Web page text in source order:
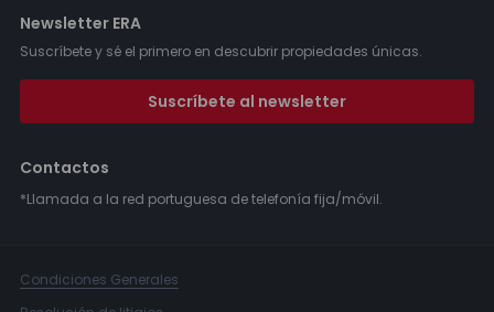
Newsletter ERA
Suscríbete y sé el primero en descubrir propiedades únicas.
Suscríbete al newsletter
Contactos
*Llamada a la red portuguesa de telefonía fija/móvil.
Condiciones Generales